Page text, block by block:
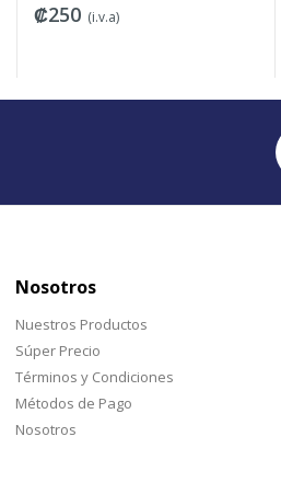
₡250 (i.v.a)
Nosotros
Nuestros Productos
Súper Precio
Términos y Condiciones
Métodos de Pago
Nosotros